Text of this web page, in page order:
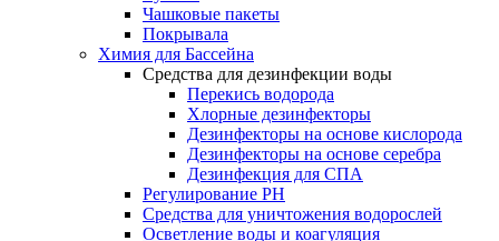
Чашковые пакеты
Покрывала
Химия для Бассейна
Средства для дезинфекции воды
Перекись водорода
Хлорные дезинфекторы
Дезинфекторы на основе кислорода
Дезинфекторы на основе серебра
Дезинфекция для СПА
Регулирование РН
Средства для уничтожения водорослей
Осветление воды и коагуляция